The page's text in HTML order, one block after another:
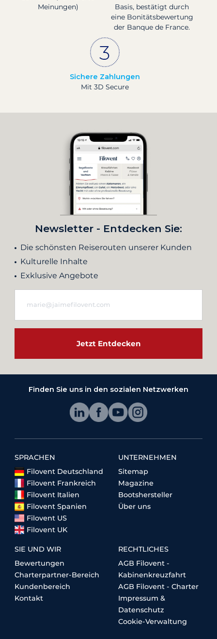
Meinungen)
Basis, bestätigt durch
eine Bonitätsbewertung
der Banque de France.
Sichere Zahlungen
Mit 3D Secure
Newsletter - Entdecken Sie:
Die schönsten Reiserouten unserer Kunden
Kulturelle Inhalte
Exklusive Angebote
Jetzt Entdecken
Finden Sie uns in den sozialen Netzwerken
SPRACHEN
Filovent Deutschland
Filovent Frankreich
Filovent Italien
Filovent Spanien
Filovent US
Filovent UK
UNTERNEHMEN
Sitemap
Magazine
Bootshersteller
Über uns
SIE UND WIR
Bewertungen
Charterpartner-Bereich
Kundenbereich
Kontakt
RECHTLICHES
AGB Filovent -
Kabinenkreuzfahrt
AGB Filovent - Charter
Impressum &
Datenschutz
Cookie-Verwaltung